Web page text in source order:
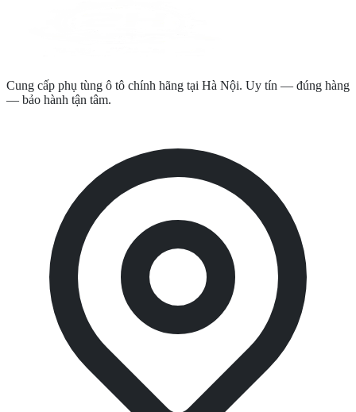
Cung cấp phụ tùng ô tô chính hãng tại Hà Nội. Uy tín — đúng hàng
— bảo hành tận tâm.